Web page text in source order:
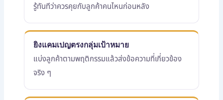
รู้ทันทีว่าควรคุยกับลูกค้าคนไหนก่อนหลัง
ยิงแคมเปญตรงกลุ่มเป้าหมาย
แบ่งลูกค้าตามพฤติกรรมแล้วส่งข้อความที่เกี่ยวข้อง
จริง ๆ